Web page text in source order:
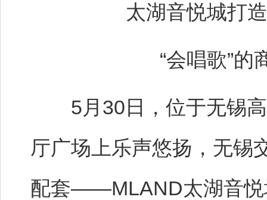
太湖音悦城打
“会唱歌”的
5月30日，位于无锡高
厅广场上乐声悠扬，无锡
配套——MLAND太湖音悦